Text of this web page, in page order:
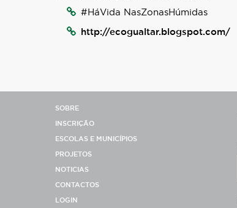
#HáVida NasZonasHúmidas
http://ecogualtar.blogspot.com/
SOBRE
INSCRIÇÃO
ESCOLAS E MUNICÍPIOS
PROJETOS
NOTICIAS
CONTACTOS
LOGIN